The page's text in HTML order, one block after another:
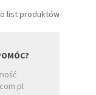
list produktów